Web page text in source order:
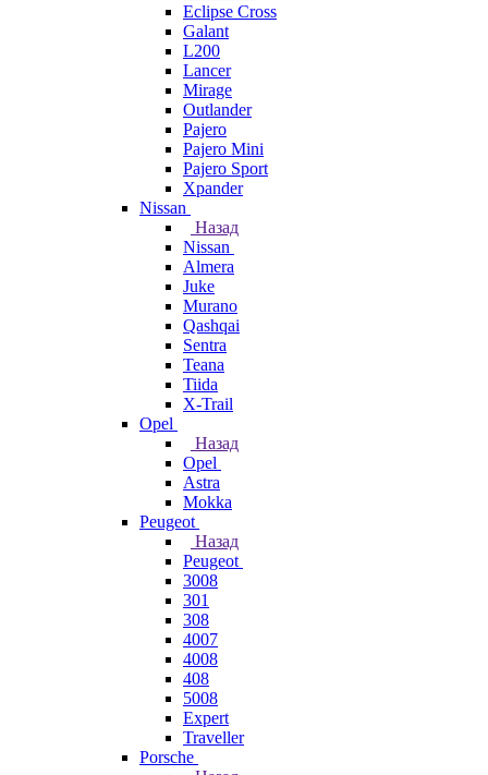
Eclipse Cross
Galant
L200
Lancer
Mirage
Outlander
Pajero
Pajero Mini
Pajero Sport
Xpander
Nissan
Назад
Nissan
Almera
Juke
Murano
Qashqai
Sentra
Teana
Tiida
X-Trail
Opel
Назад
Opel
Astra
Mokka
Peugeot
Назад
Peugeot
3008
301
308
4007
4008
408
5008
Expert
Traveller
Porsche